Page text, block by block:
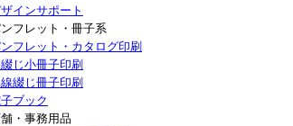
インサポート
フレット・冊子系
フレット・カタログ印刷
じ小冊子印刷
綴じ冊子印刷
ブック
・事務用品